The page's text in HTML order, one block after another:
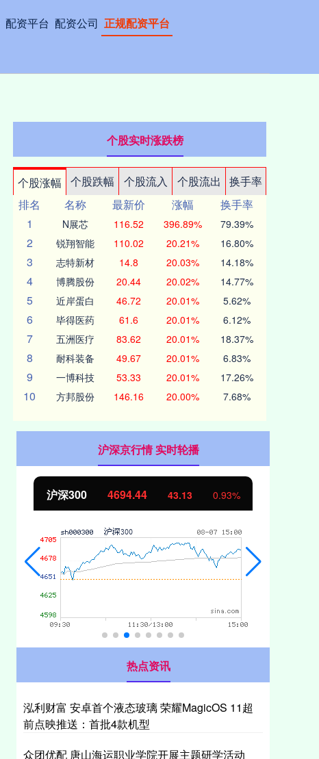
配资平台 配资公司 正规配资平台
个股实时涨跌榜
个股涨幅 个股跌幅 个股流入 个股流出
换手率
排名
名称 最新价 涨幅
换手率
1
N展芯 116.52 396.89% 79.39%
2 锐翔智能 110.02 20.21% 16.80%
3 志特新材 14.8 20.03% 14.18%
4 博腾股份 20.44 20.02% 14.77%
5 近岸蛋白 46.72 20.01% 5.62%
6 毕得医药 61.6 20.01% 6.12%
7 五洲医疗 83.62 20.01% 18.37%
8 耐科装备 49.67 20.01% 6.83%
9 一博科技 53.33 20.01% 17.26%
10 方邦股份 146.16 20.00% 7.68%
沪深京行情 实时轮播
沪深300 4694.44 43.13 0.93%
热点资讯
泓利财富 安卓首个液态玻璃 荣耀MagicOS 11超
前点映推送：首批4款机型
众团优配 唐山海运职业学院开展主题研学活动